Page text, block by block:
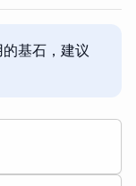
基石，建议